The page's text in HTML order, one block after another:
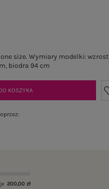
size. Wymiary modelki: wzrost
biodra 94 cm
KOSZYKA
200,00 zł